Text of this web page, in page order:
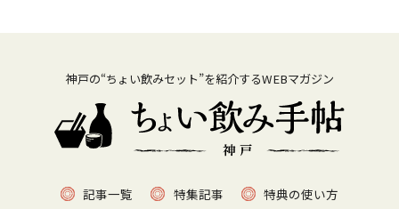
神戸の“ちょい飲みセット”を紹介するWEBマガジン
記事一覧 特集記事 特典の使い方